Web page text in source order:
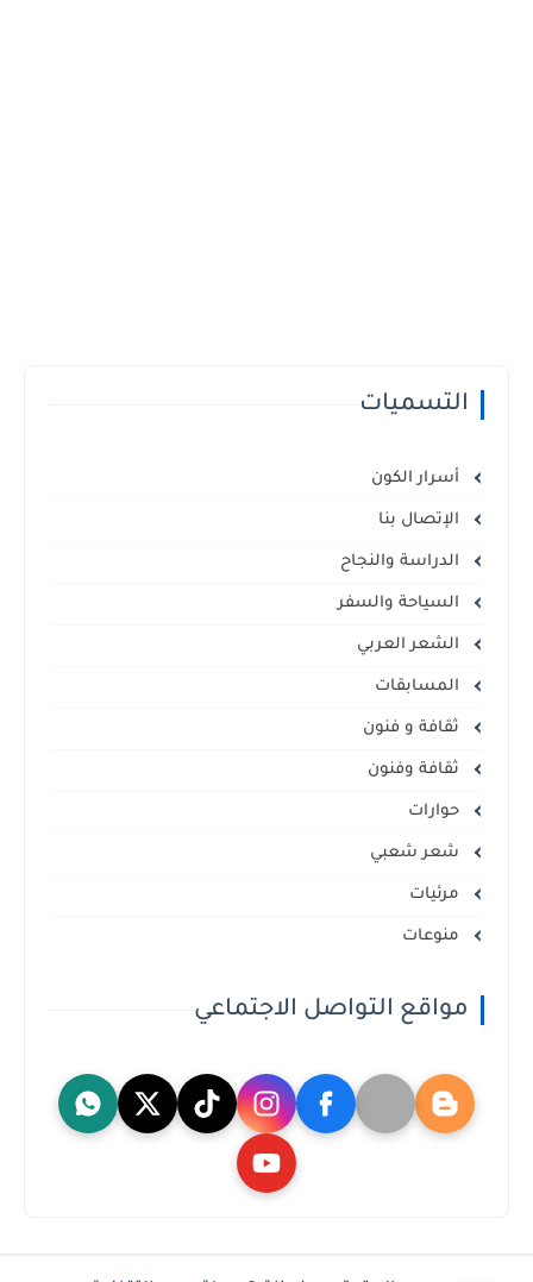
التسميات
أسرار الكون
الإتصال بنا
الدراسة والنجاح
السياحة والسفر
الشعر العربي
المسابقات
ثقافة و فنون
ثقافة وفنون
حوارات
شعر شعبي
مرئيات
منوعات
مواقع التواصل الاجتماعي